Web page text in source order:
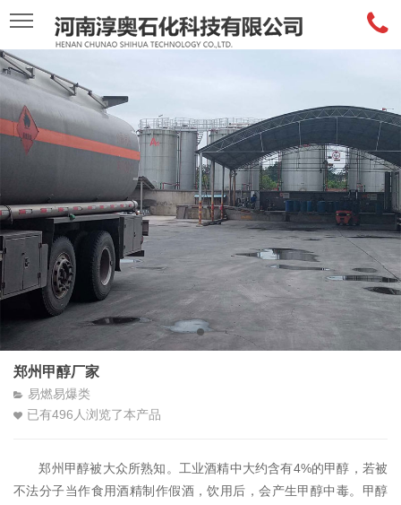
郑州甲醇厂家
易燃易爆类
已有496 人浏览了本产品
郑州甲醇被大众所熟知。工业酒精中大约含有4%的甲醇，若被
不法分子当作食用酒精制作假酒，饮用后，会产生甲醇中毒。甲醇